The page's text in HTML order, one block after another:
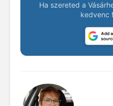
Ha szereted a
kedvenc